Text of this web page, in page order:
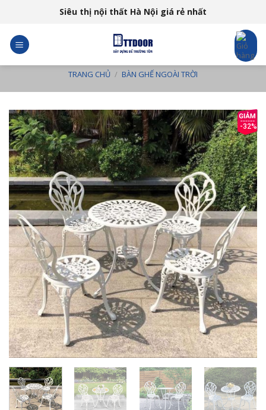
content
Siêu thị nội thất Hà Nội giá rẻ nhất
TRANG CHỦ / BÀN GHẾ NGOÀI TRỜI
-32%